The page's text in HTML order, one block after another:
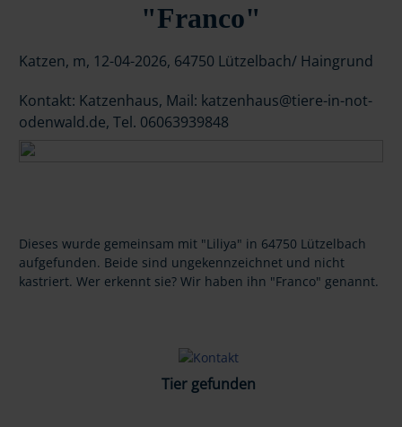
"Franco"
Katzen, m, 12-04-2026, 64750 Lützelbach/ Haingrund
Kontakt: Katzenhaus, Mail: katzenhaus@tiere-in-not-
odenwald.de, Tel. 06063939848
Dieses wurde gemeinsam mit "Liliya" in 64750 Lützelbach
aufgefunden. Beide sind ungekennzeichnet und nicht
kastriert. Wer erkennt sie? Wir haben ihn "Franco" genannt.
Tier gefunden